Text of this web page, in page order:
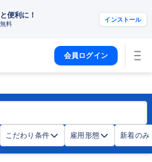
便利に！
無料
インストール
会員ログイン
こだわり条件 雇用形態 新着のみ